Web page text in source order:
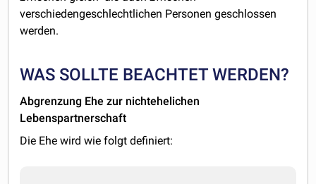
verschiedengeschlechtlichen Personen geschlossen
werden.
WAS SOLLTE BEACHTET WERDEN?
Abgrenzung Ehe zur nichtehelichen
Lebenspartnerschaft
Die Ehe wird wie folgt definiert: